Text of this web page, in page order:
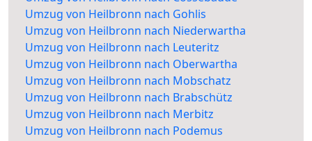
Umzug von Heilbronn nach Gohlis
Umzug von Heilbronn nach Niederwartha
Umzug von Heilbronn nach Leuteritz
Umzug von Heilbronn nach Oberwartha
Umzug von Heilbronn nach Mobschatz
Umzug von Heilbronn nach Brabschütz
Umzug von Heilbronn nach Merbitz
Umzug von Heilbronn nach Podemus